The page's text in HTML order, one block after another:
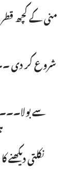
منی کے کچھ
شروع کر دی
سے
نکلتی